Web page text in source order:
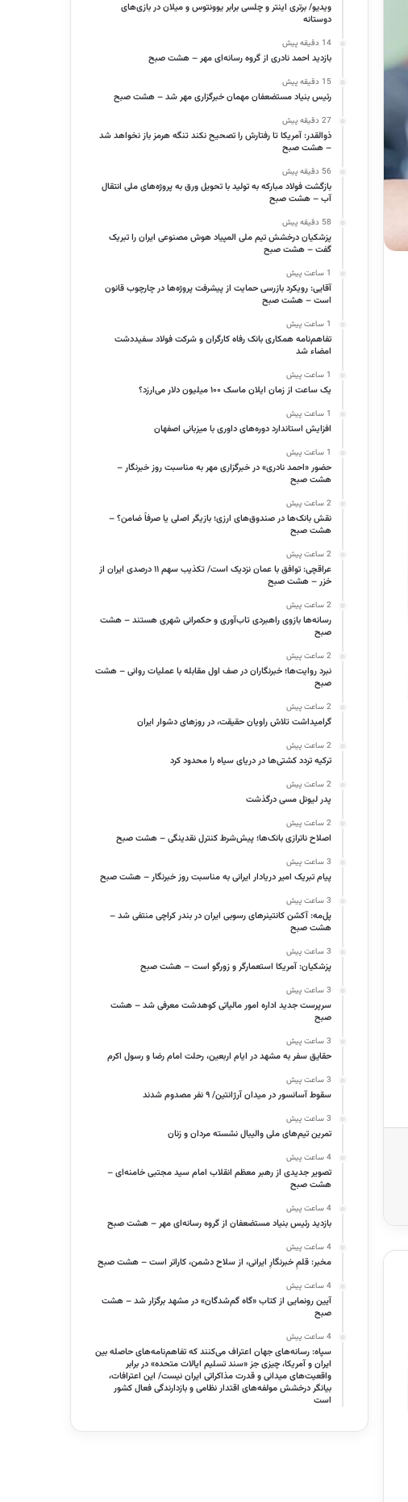
ویدیو/ برتری اینتر و چلسی برابر یوونتوس و میلان در بازی‌های
دوستانه
14 دقیقه پیش
بازدید احمد نادری از گروه رسانه‌ای مهر – هشت صبح
15 دقیقه پیش
رئیس بنیاد مستضعفان مهمان خبرگزاری مهر شد – هشت صبح
27 دقیقه پیش
ذوالقدر: آمریکا تا رفتارش را تصحیح نکند تنگه هرمز باز نخواهد شد
– هشت صبح
56 دقیقه پیش
بازگشت فولاد مبارکه به تولید با تحویل ورق به پروژه‌های ملی انتقال
آب – هشت صبح
58 دقیقه پیش
پزشکیان درخشش تیم ملی المپیاد هوش مصنوعی ایران را تبریک
گفت – هشت صبح
1 ساعت پیش
آقایی: رویکرد بازرسی حمایت از پیشرفت پروژه‌ها در چارچوب قانون
است – هشت صبح
1 ساعت پیش
تفاهم‌نامه همکاری بانک رفاه کارگران و شرکت فولاد سفیددشت
امضاء شد
1 ساعت پیش
یک ساعت از زمان ایلان ماسک ۱۰۰ میلیون دلار می‌ارزد؟
1 ساعت پیش
افزایش استاندارد دوره‌های داوری با میزبانی اصفهان
1 ساعت پیش
حضور «احمد نادری» در خبرگزاری مهر به مناسبت روز خبرنگار –
هشت صبح
2 ساعت پیش
نقش بانک‌ها در صندوق‌های ارزی؛ بازیگر اصلی یا صرفاً ضامن؟ –
هشت صبح
2 ساعت پیش
عراقچی: توافق با عمان نزدیک است/ تکذیب سهم ۱۱ درصدی ایران از
خزر – هشت صبح
2 ساعت پیش
رسانه‌ها بازوی راهبردی تاب‌آوری و حکمرانی شهری هستند – هشت
صبح
2 ساعت پیش
نبرد روایت‌ها؛ خبرنگاران در صف اول مقابله با عملیات روانی – هشت
صبح
2 ساعت پیش
گرامیداشت تلاش راویان حقیقت، در روزهای دشوار ایران
2 ساعت پیش
ترکیه تردد کشتی‌ها در دریای سیاه را محدود کرد
2 ساعت پیش
پدر لیونل مسی درگذشت
2 ساعت پیش
اصلاح ناترازی بانک‌ها؛ پیش‌شرط کنترل نقدینگی – هشت صبح
3 ساعت پیش
پیام تبریک امیر دریادار ایرانی به مناسبت روز خبرنگار – هشت صبح
3 ساعت پیش
پل‌مه: آکشن کانتینرهای رسوبی ایران در بندر کراچی منتفی شد –
هشت صبح
3 ساعت پیش
پزشکیان: آمریکا استعمارگر و زورگو است – هشت صبح
3 ساعت پیش
سرپرست جدید اداره امور مالیاتی کوهدشت معرفی شد – هشت
صبح
3 ساعت پیش
حقایق سفر به مشهد در ایام اربعین، رحلت امام رضا و رسول اکرم
3 ساعت پیش
سقوط آسانسور در میدان آرژانتین/ ۹ نفر مصدوم شدند
3 ساعت پیش
تمرین تیم‌های ملی والیبال نشسته مردان و زنان
4 ساعت پیش
تصویر جدیدی از رهبر معظم انقلاب امام سید مجتبی خامنه‌ای –
هشت صبح
4 ساعت پیش
بازدید رئیس بنیاد مستضعفان از گروه رسانه‌ای مهر – هشت صبح
4 ساعت پیش
مخبر: قلمِ خبرنگارِ ایرانی، از سلاح دشمن، کاراتر است – هشت صبح
4 ساعت پیش
آیین رونمایی از کتاب «گاه گم‌شدگان» در مشهد برگزار شد – هشت
صبح
4 ساعت پیش
سپاه: رسانه‌های جهان اعتراف می‌کنند که تفاهم‌نامه‌های حاصله بین
ایران و آمریکا، چیزی جز «سند تسلیم ایالات متحده» در برابر
واقعیت‌های میدانی و قدرت مذاکراتی ایران نیست/ این اعترافات،
بیانگر درخشش مولفه‌های اقتدار نظامی و بازدارندگی فعال کشور
است